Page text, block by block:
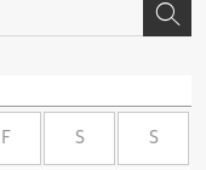
F S S